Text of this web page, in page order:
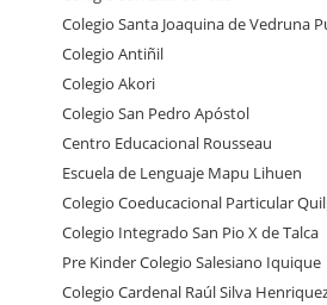
Colegio Santa Joaquina de Vedruna
Colegio Antiñil
Colegio Akori
Colegio San Pedro Apóstol
Centro Educacional Rousseau
Escuela de Lenguaje Mapu Lihuen
Colegio Coeducacional Particular
Colegio Integrado San Pio X de Talca
Pre Kinder Colegio Salesiano Iquique
Colegio Cardenal Raúl Silva